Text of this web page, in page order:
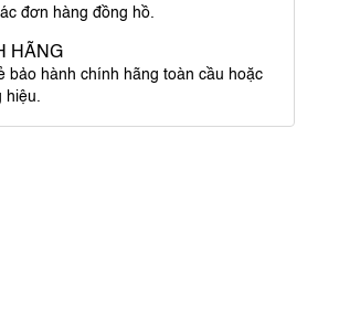
đơn hàng đồng hồ.
HÃNG
bảo hành chính hãng toàn cầu hoặc
hiệu.